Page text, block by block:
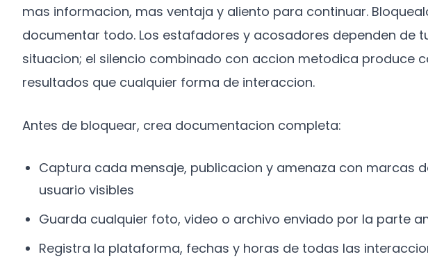
mas informacion, mas ventaja y aliento para continuar.
documentar todo. Los estafadores y acosadores dependen de
situacion; el silencio combinado con accion metodica produce
resultados que cualquier forma de interaccion.
Antes de bloquear, crea documentacion completa:
Captura cada mensaje, publicacion y amenaza con marcas
usuario visibles
Guarda cualquier foto, video o archivo enviado por la parte
Registra la plataforma, fechas y horas de todas las